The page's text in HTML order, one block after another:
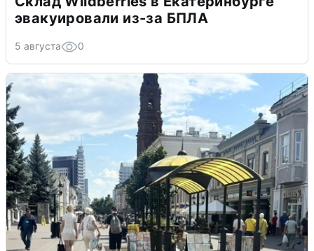
эвакуировали из-за БПЛА
5 августа 0